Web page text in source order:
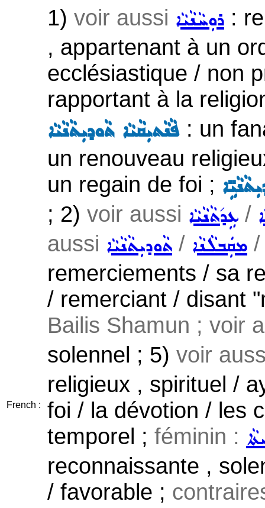
French :
1) voir aussi ܪܘܼܚܵܢܵܝܵܐ :
, appartenant à un
ecclésiastique / non
rapportant à la
ܦܵܢܵܬܝܼܩܵܝܵܐ ܬܵܘܕܝܼܬܵܢܵܝܵܐ : un
un renouveau
un regain de foi ;
; 2) voir aussi ܥܹܕ݇ܬܵܢܵܝܵܐ /
aussi ܬܵܘܕܝܼܬܵܢܵܝܵܐ / ܡܩܲܒܠܵܢܵܐ
remerciements / sa
/ remerciant / disant
Bailis Shamun ; voir
solennel ; 5) voir
religieux , spirituel /
foi / la dévotion / les
temporel ; féminin :
reconnaissante ,
/ favorable ;